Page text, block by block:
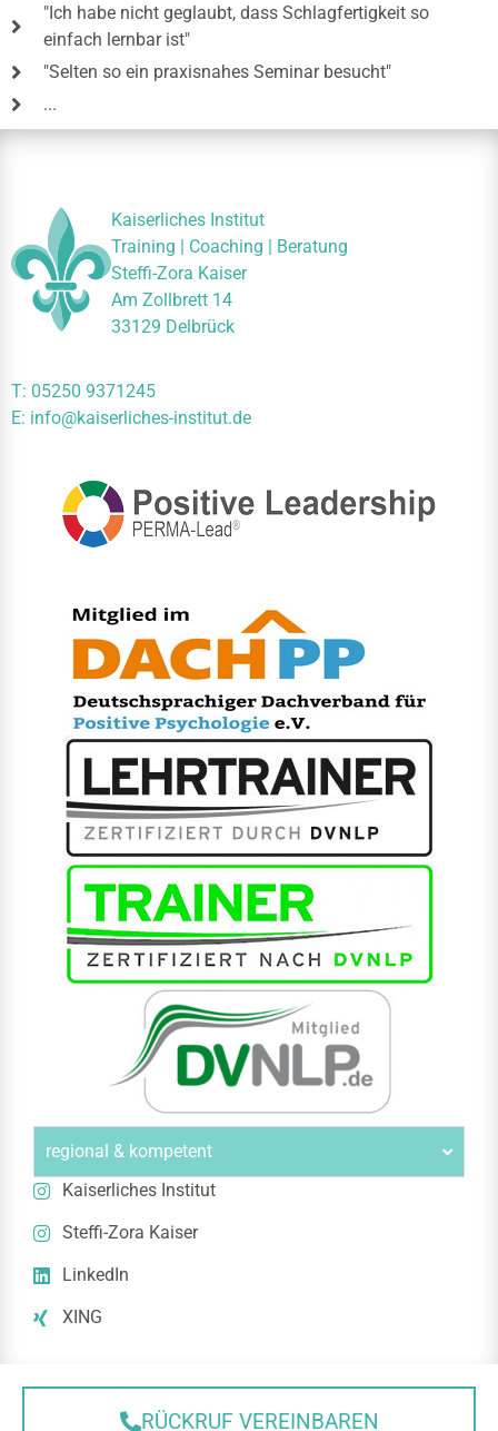
"Ich habe nicht geglaubt, dass Schlagfertigkeit so
einfach lernbar ist"
"Selten so ein praxisnahes Seminar besucht"
...
Kaiserliches Institut
Training | Coaching | Beratung
Steffi-Zora Kaiser
Am Zollbrett 14
33129 Delbrück
T: 05250 9371245
E: info@kaiserliches-institut.de
regional & kompetent
Kaiserliches Institut
Steffi-Zora Kaiser
LinkedIn
XING
RÜCKRUF VEREINBAREN